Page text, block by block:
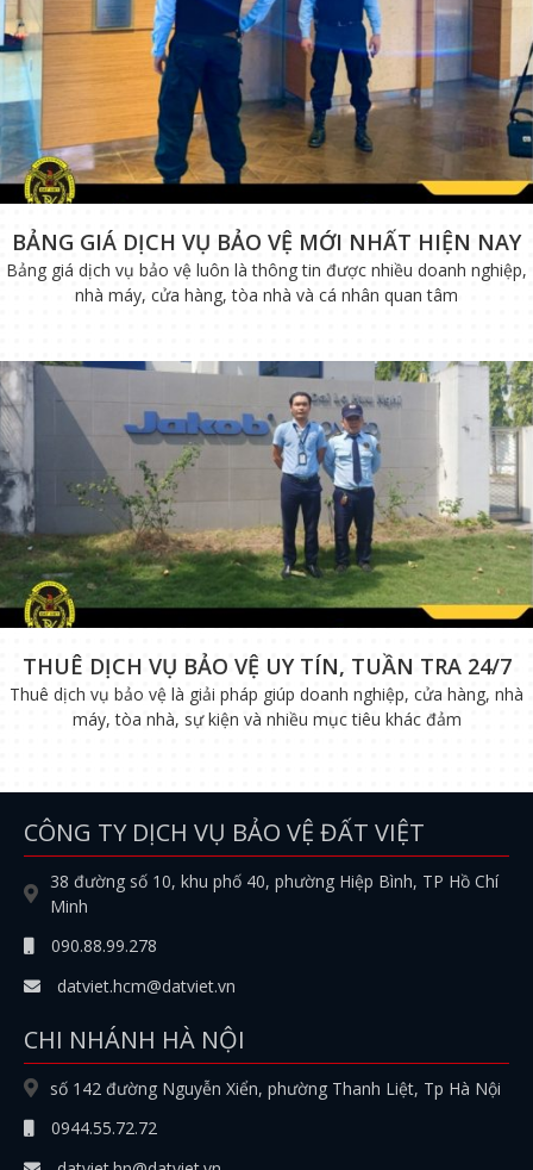
BẢNG GIÁ DỊCH VỤ BẢO VỆ MỚI NHẤT HIỆN NAY
Bảng giá dịch vụ bảo vệ luôn là thông tin được nhiều doanh nghiệp,
nhà máy, cửa hàng, tòa nhà và cá nhân quan tâm
THUÊ DỊCH VỤ BẢO VỆ UY TÍN, TUẦN TRA 24/7
Thuê dịch vụ bảo vệ là giải pháp giúp doanh nghiệp, cửa hàng, nhà
máy, tòa nhà, sự kiện và nhiều mục tiêu khác đảm
CÔNG TY DỊCH VỤ BẢO VỆ ĐẤT VIỆT
38 đường số 10, khu phố 40, phường Hiệp Bình, TP Hồ Chí
Minh
090.88.99.278
datviet.hcm@datviet.vn
CHI NHÁNH HÀ NỘI
số 142 đường Nguyễn Xiển, phường Thanh Liệt, Tp Hà Nội
0944.55.72.72